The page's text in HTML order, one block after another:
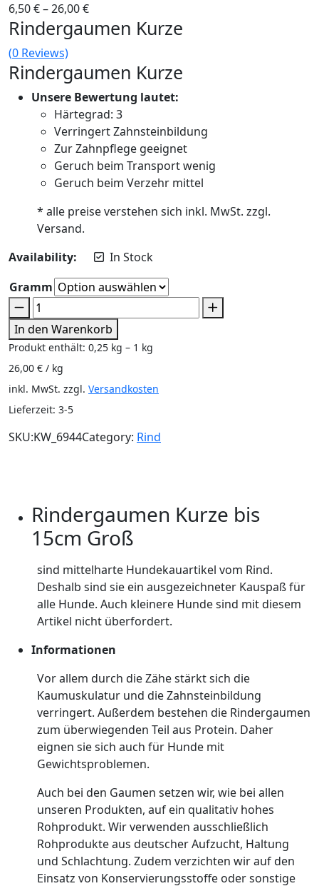
6,50€–26,00€
Rindergaumen Kurze
(0 Reviews)
Rindergaumen Kurze
Unsere Bewertung lautet:
Härtegrad: 3
Verringert Zahnsteinbildung
Zur Zahnpflege geeignet
Geruch beim Transport wenig
Geruch beim Verzehr mittel
* alle preise verstehen sich inkl. MwSt. zzgl.
Versand.
Availability:
In Stock
Gramm
In den Warenkorb
Produkt enthält: 0,25 kg – 1 kg
26,00 € / kg
inkl. MwSt. zzgl. Versandkosten
Lieferzeit: 3-5
SKU:KW_6944Category: Rind
Rindergaumen Kurze bis
15cm Groß
sind mittelharte Hundekauartikel vom Rind.
Deshalb sind sie ein ausgezeichneter Kauspaß für
alle Hunde. Auch kleinere Hunde sind mit diesem
Artikel nicht überfordert.
Informationen
Vor allem durch die Zähe stärkt sich die
Kaumuskulatur und die Zahnsteinbildung
verringert. Außerdem bestehen die Rindergaumen
zum überwiegenden Teil aus Protein. Daher
eignen sie sich auch für Hunde mit
Gewichtsproblemen.
Auch bei den Gaumen setzen wir, wie bei allen
unseren Produkten, auf ein qualitativ hohes
Rohprodukt. Wir verwenden ausschließlich
Rohprodukte aus deutscher Aufzucht, Haltung
und Schlachtung. Zudem verzichten wir auf den
Einsatz von Konservierungsstoffe oder sonstige